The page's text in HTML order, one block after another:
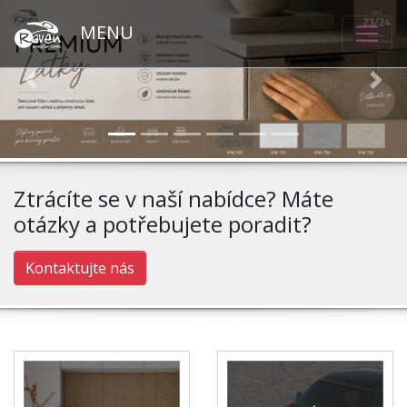
MENU
Previous Next
Ztrácíte se v naší nabídce? Máte
otázky a potřebujete poradit?
Kontaktujte nás